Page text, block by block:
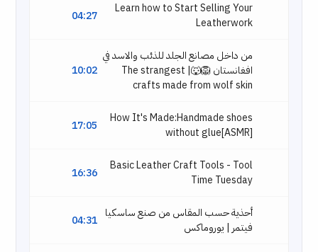
04:27
Learn how to Start Selling Your
Leatherwork
10:02
من داخل مصانع الجلد للذئب والاسد في
افغانستان 🦁🐺| The strangest
crafts made from wolf skin
17:05
How It's Made:Handmade shoes
without glue[ASMR]
16:36
Basic Leather Craft Tools - Tool
Time Tuesday
04:31 أحذية حسب المقاس من صنع ساسكيا
فيتمر | يوروماكس